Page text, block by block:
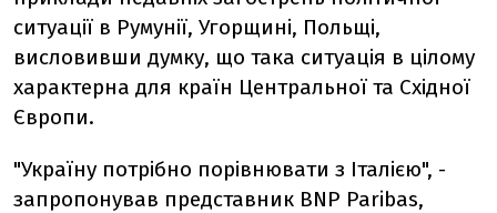
ситуації в Румунії, Угорщині, Польщі,
висловивши думку, що така ситуація в цілому
характерна для країн Центральної та Східної
Європи.
"Україну потрібно порівнювати з Італією", -
запропонував представник BNP Paribas,